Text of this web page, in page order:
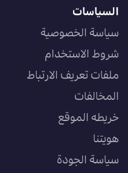
السياسات
سياسة الخصوصية
شروط الاستخدام
ملفات تعريف الارتباط
المخالفات
خريطه الموقع
هويتنا
سياسة الجودة